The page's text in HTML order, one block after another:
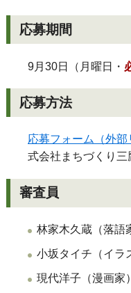
応募期間
9月30日（月曜日・
応募方法
応募フォーム（外部
式会社まちづくり三
審査員
林家木久蔵（落語
小坂タイチ（イラ
現代洋子（漫画家）